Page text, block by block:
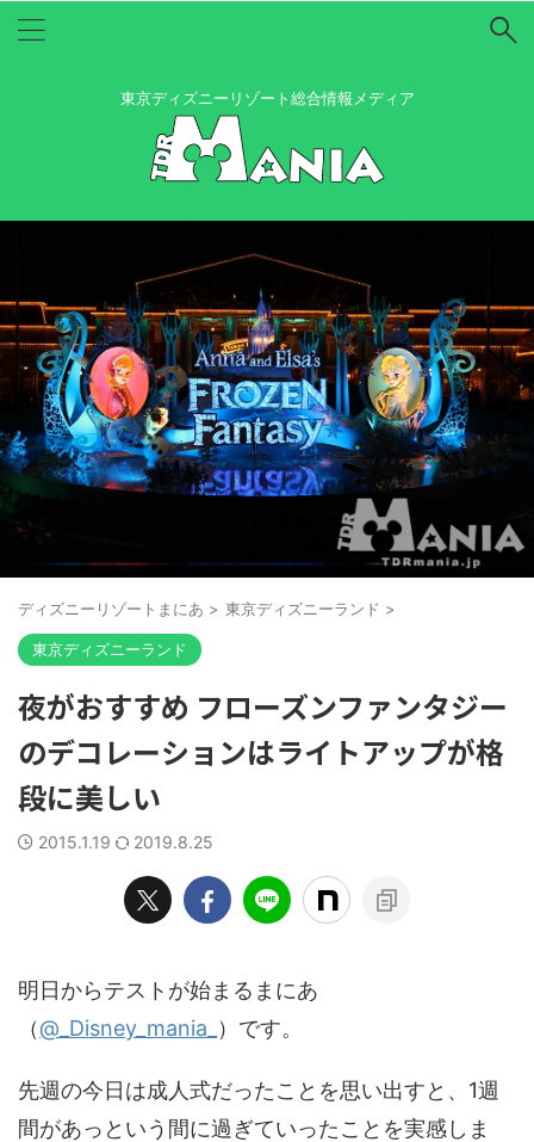
東京ディズニーリゾート総合情報メディア
ディズニーリゾートまにあ > 東京ディズニーランド >
東京ディズニーランド
夜がおすすめ フローズンファンタジー
のデコレーションはライトアップが格
段に美しい
2015.1.19 2019.8.25
明日からテストが始まるまにあ
（@_Disney_mania_ ）です。
先週の今日は成人式だったことを思い出すと、1週
間があっという間に過ぎていったことを実感しま